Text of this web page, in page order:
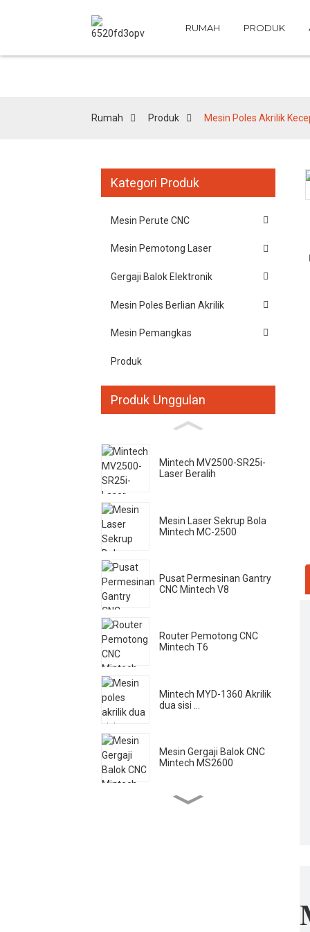
RUMAH PRODUK
Rumah Produk Mesin Poles Akrilik
Kategori Produk
Mesin Perute CNC
Mesin Pemotong Laser
Gergaji Balok Elektronik
Mesin Poles Berlian Akrilik
Mesin Pemangkas
Produk
Produk Unggulan
Mintech MV2500-SR25i-
Laser Beralih
Mesin Laser Sekrup Bola
Mintech MC-2500
Pusat Permesinan Gantry
CNC Mintech V8
Router Pemotong CNC
Mintech T6
Mintech MYD-1360 Akrilik
dua sisi ...
Mesin Gergaji Balok CNC
Mintech MS2600
Loading...
Loading...